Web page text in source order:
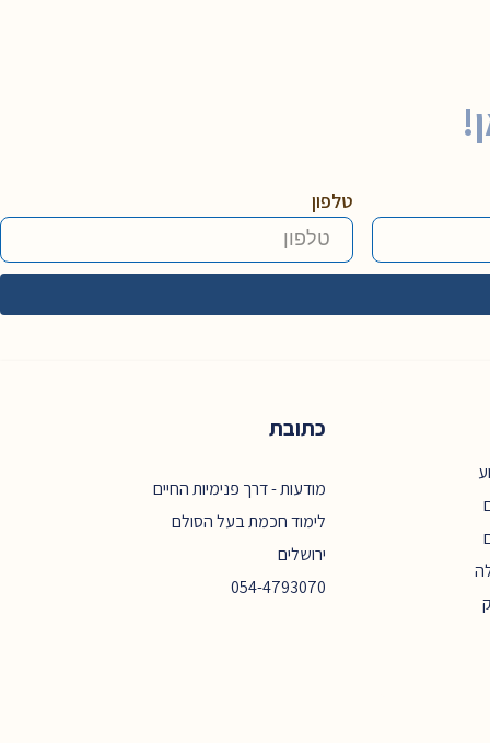
טלפון
כתובת
מודעות - דרך פנימיות החיים
לימוד חכמת בעל הסולם
ירושלים
054-4793070